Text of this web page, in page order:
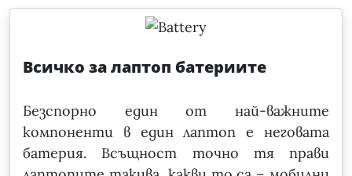
Всичко за лаптоп батериите
Безспорно един от най-важните
компоненти в един лаптоп е неговата
батерия. Всъщност точно тя прави